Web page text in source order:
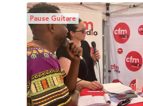
Pause Guitare